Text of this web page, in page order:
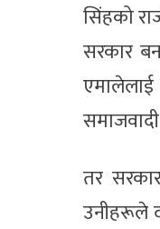
सिंहको
सरकार
तर
उनीहरूले